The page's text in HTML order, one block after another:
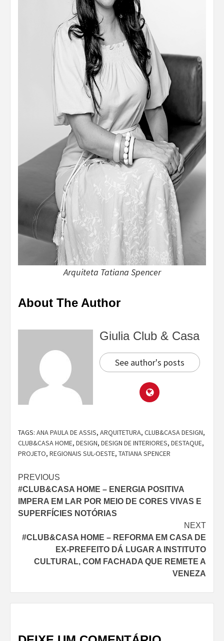
Arquiteta Tatiana Spencer
About The Author
Giulia Club & Casa
See author's posts
TAGS: ANA PAULA DE ASSIS, ARQUITETURA, CLUB&CASA DESIGN,
CLUB&CASA HOME, DESIGN, DESIGN DE INTERIORES, DESTAQUE,
PROJETO, REGIONAIS SUL-OESTE, TATIANA SPENCER
Continue
Reading
PREVIOUS
#CLUB&CASA HOME – ENERGIA POSITIVA
IMPERA EM LAR POR MEIO DE CORES VIVAS E
SUPERFÍCIES NOTÓRIAS
NEXT
#CLUB&CASA HOME – REFORMA EM CASA DE
EX-PREFEITO DÁ LUGAR A INSTITUTO
CULTURAL, COM FACHADA QUE REMETE A
VENEZA